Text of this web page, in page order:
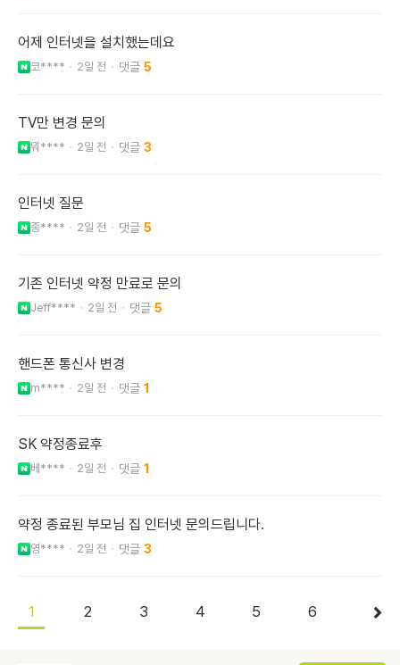
어제 인터넷을 설치했는데요
코**** 2일 전 5
TV만 변경 문의
뭐**** 2일 전 3
인터넷 질문
종**** 2일 전 5
기존 인터넷 약정 만료로 문의
Jeff**** 2일 전 5
핸드폰 통신사 변경
m**** 2일 전 1
SK 약정종료후
베**** 2일 전 1
약정 종료된 부모님 집 인터넷 문의드립니다.
영**** 2일 전 3
1 2 3 4 5 6